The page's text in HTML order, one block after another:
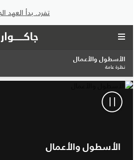
تفرد. بدأ العهد
الأسطول والأعمال
نظرة عامة
الأسطول والأعمال